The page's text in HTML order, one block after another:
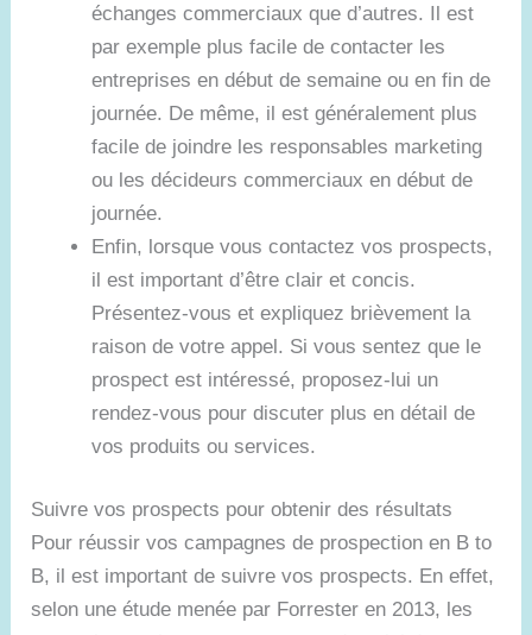
échanges commerciaux que d’autres. Il est
par exemple plus facile de contacter les
entreprises en début de semaine ou en fin de
journée. De même, il est généralement plus
facile de joindre les responsables marketing
ou les décideurs commerciaux en début de
journée.
Enfin, lorsque vous contactez vos prospects,
il est important d’être clair et concis.
Présentez-vous et expliquez brièvement la
raison de votre appel. Si vous sentez que le
prospect est intéressé, proposez-lui un
rendez-vous pour discuter plus en détail de
vos produits ou services.
Suivre vos prospects pour obtenir des résultats
Pour réussir vos campagnes de prospection en B to
B, il est important de suivre vos prospects. En effet,
selon une étude menée par Forrester en 2013, les